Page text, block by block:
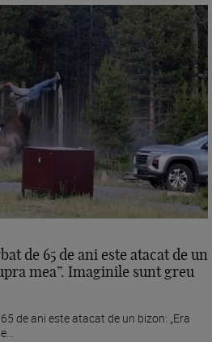
de 65 de ani este atacat de un
mea”. Imaginile sunt greu
de ani este atacat de un bizon: „Era